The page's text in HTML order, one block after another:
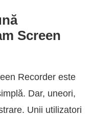
Screen
Recorder este
Dar, uneori,
Unii utilizatori